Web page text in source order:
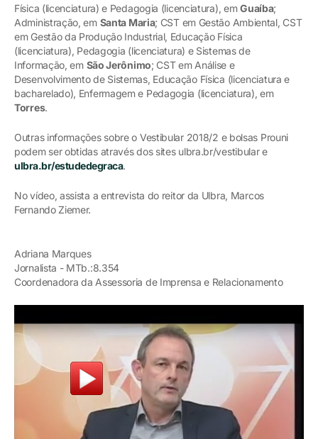
Física (licenciatura) e Pedagogia (licenciatura), emGuaíba;
Administração, em Santa Maria; CST em Gestão Ambiental, CST
em Gestão da Produção Industrial, Educação Física
(licenciatura), Pedagogia (licenciatura) e Sistemas de
Informação, em São Jerônimo; CST em Análise e
Desenvolvimento de Sistemas, Educação Física (licenciatura e
bacharelado), Enfermagem e Pedagogia (licenciatura), em
Torres.
Outras informações sobre o Vestibular 2018/2 e bolsas Prouni
podem ser obtidas através dos sites ulbra.br/vestibular e
ulbra.br/estudedegraca.
No vídeo, assista a entrevista do reitor da Ulbra, Marcos
Fernando Ziemer.
Adriana Marques
Jornalista - MTb.:8.354
Coordenadora da Assessoria de Imprensa e Relacionamento